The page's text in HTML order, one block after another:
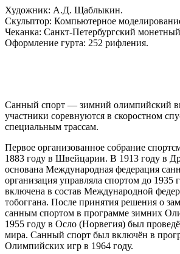
Художник: А.Д. Щаблыкин.
Скульптор: Компьютерное
Чеканка: Санкт-Петербургский
Оформление гурта: 252 рифления.
Санный спорт — зимний олимпийский
участники соревнуются в скоростном
специальным трассам.
Первое организованное собрание
1883 году в Швейцарии. В 1913 году в
основана Международная федерация
организация управляла спортом до 1935
включена в состав Международной
тобоггана. После принятия решения о
санным спортом в программе зимних
1955 году в Осло (Норвегия) был
мира. Санный спорт был включён в
Олимпийских игр в 1964 году.